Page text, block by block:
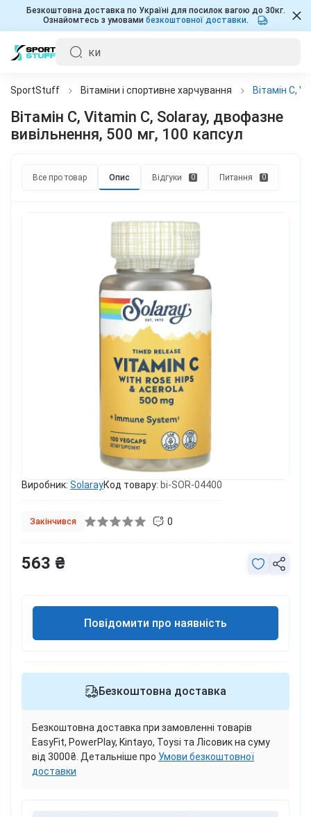
Безкоштовна доставка по Україні для посилок вагою до 30кг.
Ознайомтесь з умовами безкоштовної доставки.
SportStuff Вітаміни і спортивне харчування Вітамін С,
Вітамін С, Vitamin C, Solaray, двофазне
вивільнення, 500 мг, 100 капсул
Все про товар Опис Відгуки 0 Питання 0
Виробник: SolarayКод товару: bi-SOR-04400
Закінчився 0
563 ₴
Повідомити про наявність
Безкоштовна доставка
Безкоштовна доставка при замовленні товарів
EasyFit, PowerPlay, Kintayo, Toysi та Лісовик на суму
від 3000₴. Детальніше про Умови безкоштовної
доставки